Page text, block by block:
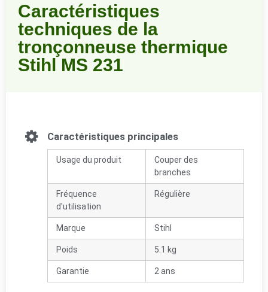
Caractéristiques
techniques de la
tronçonneuse thermique
Stihl MS 231
Caractéristiques principales
Usage du produit
Couper des
branches
Fréquence
d'utilisation
Régulière
Marque Stihl
Poids 5.1 kg
Garantie 2 ans